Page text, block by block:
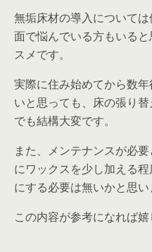
無垢床材の導入について
面で悩んでいる方もいる
スメです。
実際に住み始めてから数
いと思っても、床の張り
でも結構大変です。
また、メンテナンスが必
にワックスを少し加える
にする必要は無いかと思い
この内容が参考になれば嬉